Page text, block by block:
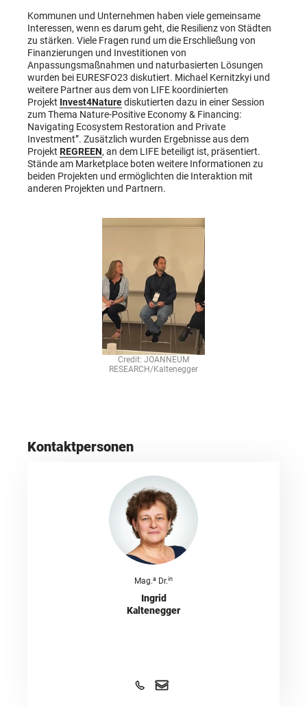
Kommunen und Unternehmen haben viele gemeinsame
Interessen, wenn es darum geht, die Resilienz von Städten
zu stärken. Viele Fragen rund um die Erschließung von
Finanzierungen und Investitionen von
Anpassungsmaßnahmen und naturbasierten Lösungen
wurden bei EURESFO23 diskutiert. Michael Kernitzkyi und
weitere Partner aus dem von LIFE koordinierten
Projekt Invest4Naturediskutierten dazu in einer Session
zum Thema Nature-Positive Economy & Financing:
Navigating Ecosystem Restoration and Private
Investment”. Zusätzlich wurden Ergebnisse aus dem
Projekt REGREEN, an dem LIFE beteiligt ist, präsentiert.
Stände am Marketplace boten weitere Informationen zu
beiden Projekten und ermöglichten die Interaktion mit
anderen Projekten und Partnern.
Credit: JOANNEUM
RESEARCH/Kaltenegger
Kontaktpersonen
Mag.a Dr.in
Ingrid
Kaltenegger